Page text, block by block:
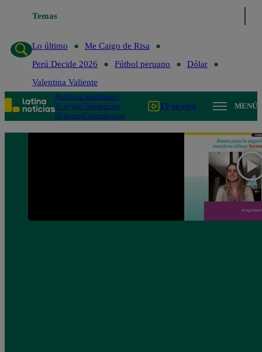
Temas
Lo último
Lo último
Me Caigo de Risa
Perú Decide 2026
Fútbol peruano
Dólar
Valentina Valiente
PolíticaLimaMundo
Te ayudoTendencias
DeportesEspectáculos
TV en vivo MENÚ